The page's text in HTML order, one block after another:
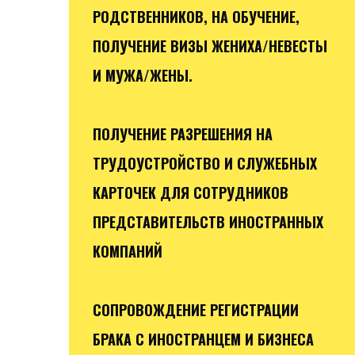
РОДСТВЕННИКОВ, НА ОБУЧЕНИЕ,
ПОЛУЧЕНИЕ ВИЗЫ ЖЕНИХА/НЕВЕСТЫ
И МУЖА/ЖЕНЫ.
ПОЛУЧЕНИЕ РАЗРЕШЕНИЯ НА
ТРУДОУСТРОЙСТВО И СЛУЖЕБНЫХ
КАРТОЧЕК ДЛЯ СОТРУДНИКОВ
ПРЕДСТАВИТЕЛЬСТВ ИНОСТРАННЫХ
КОМПАНИЙ
СОПРОВОЖДЕНИЕ РЕГИСТРАЦИИ
БРАКА С ИНОСТРАНЦЕМ И БИЗНЕСА